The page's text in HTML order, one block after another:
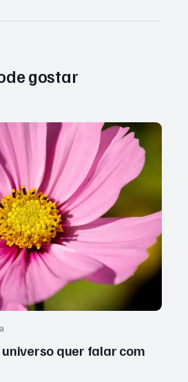
gostar
quer falar com